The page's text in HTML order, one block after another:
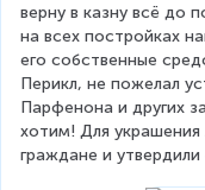
верну в казну всё до
на всех постройках
его собственные
Перикл, не пожелал
Парфенона и других
хотим! Для
граждане и